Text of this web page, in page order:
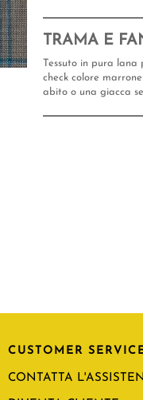
TRAMA E
Tessuto in pura lana
check colore
abito o una giacca
CUSTOMER
CONTATTA